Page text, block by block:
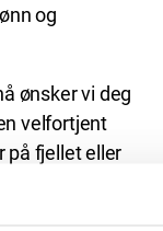
og
ønsker vi deg
velfortjent
på fjellet eller
å kose deg